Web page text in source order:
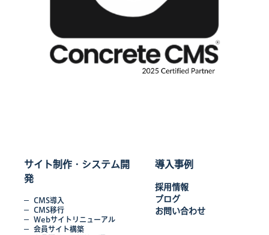
サイト制作・システム開
発
CMS導入
CMS移行
Webサイトリニューアル
会員サイト構築
導入事例
採用情報
ブログ
お問い合わせ